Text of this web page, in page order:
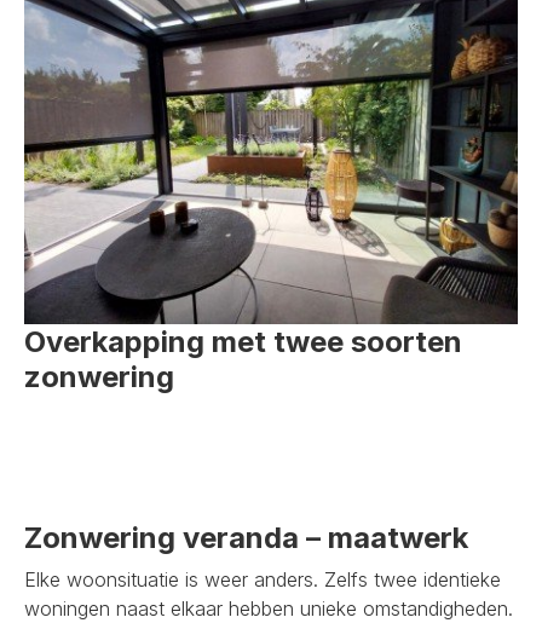
Overkapping met twee soorten
zonwering
Zonwering veranda – maatwerk
Elke woonsituatie is weer anders. Zelfs twee identieke
woningen naast elkaar hebben unieke omstandigheden.